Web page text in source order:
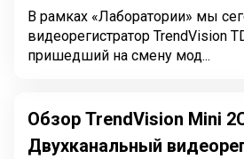
В рамках «Лаборатории» мы
видеорегистратор TrendVision
пришедший на смену мод...
Обзор TrendVision Mini
Двухканальный